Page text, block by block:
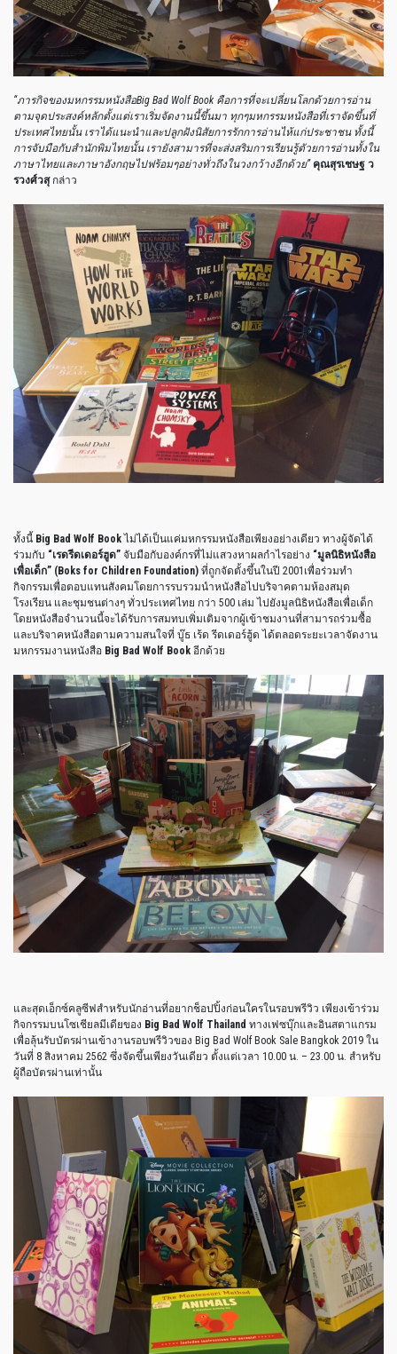
“ภารกิจของมหกรรมหนังสือBig Bad Wolf Book คือการที่จะเปลี่ยนโลกด้วยการอ่าน
ตามจุดประสงค์หลักตั้งแต่เราเริ่มจัดงานนี้ขึ้นมา ทุกๆมหกรรมหนังสือที่เราจัดขึ้นที่
ประเทศไทยนั้น เราได้แนะนำและปลูกฝังนิสัยการรักการอ่านไห้แก่ประชาชน ทั้งนี้
การจับมือกับสำนักพิมไทยนั้น เรายังสามารที่จะส่งสริมการเรียนรู้ตัวยการอ่านทั้งใน
ภาษาไทยและภาษาอังกฤษไปฟร้อมๆอย่างทั่วถึงในวงกว้างอีกด้วย” คุณสุรเชษฐ ว
รวงศ์วสุกล่าว
ทั้งนี้ Big Bad Wolf Bookไม่ได้เป็นแค่มหกรรมหนังสือเพียงอย่างเดียว ทางผู้จัดได้
ร่วมกับ “เรดรีดเดอร์ฮูด” จับมือกับองค์กรที่ไม่แสวงหาผลกำไรอย่าง “มูลนิธิหนังสือ
เพื่อเด็ก” (Boks for Children Foundation) ที่ถูกจัดตั้งขึ้นในปี 2001เพื่อร่วมทำ
กิจกรรมเพื่อตอบแทนสังคมโดยการรบรวมนำหนังสือไปบริจาคตามห้องสมุด
โรงเรียน และชุมชนต่างๆ ทั่วประเทศไทย กว่า 500 เล่ม ไปยังมูลนิธิหนังสือเพื่อเด็ก
โดยหนังสือจำนวนนี้จะได้รับการสมทบเพิ่มเติมจากผู้เข้าชมงานที่สามารถร่วมซื้อ
และบริจาคหนังสือตามความสนใจที่ บู๊ธ เร้ด รีดเดอร์ฮู้ด ได้ตลอดระยะเวลาจัดงาน
มหกรรมงานหนังสือ Big Bad Wolf Book อีกด้วย
และสุดเอ็กซ์คลูซีฟสำหรับนักอ่านที่อยากช็อปปิ้งก่อนใครในรอบพรีวิว เพียงเข้าร่วม
กิจกรรมบนโซเชียลมีเดียของ Big Bad Wolf Thailand ทางเฟซบุ๊กและอินสตาแกรม
เพื่อลุ้นรับบัตรผ่านเข้างานรอบพรีวิวของ Big Bad Wolf Book Sale Bangkok 2019 ใน
วันที่ 8 สิงหาคม 2562 ซึ่งจัดขึ้นเพียงวันเดียว ตั้งแต่เวลา 10.00 น. – 23.00 น. สำหรับ
ผู้ถือบัตรผ่านเท่านั้น